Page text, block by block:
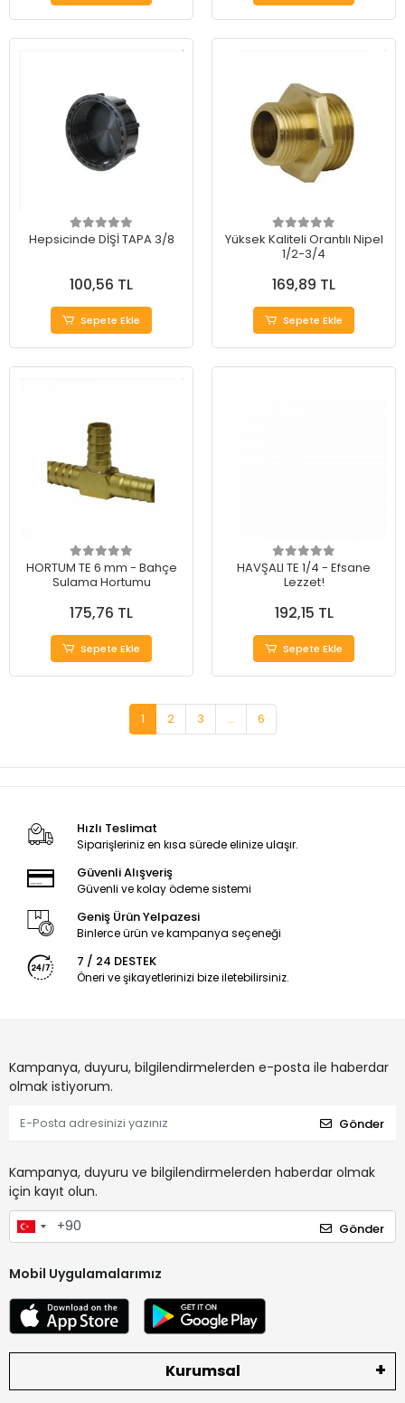
Hepsicinde DİŞİ TAPA 3/8
100,56 TL
Sepete Ekle
Yüksek Kaliteli Orantılı Nipel
1/2-3/4
169,89 TL
Sepete Ekle
HORTUM TE 6 mm - Bahçe
Sulama Hortumu
175,76 TL
Sepete Ekle
HAVŞALI TE 1/4 - Efsane
Lezzet!
192,15 TL
Sepete Ekle
1 2 3 ... 6
Hızlı Teslimat
Siparişleriniz en kısa sürede elinize ulaşır.
Güvenli Alışveriş
Güvenli ve kolay ödeme sistemi
Geniş Ürün Yelpazesi
Binlerce ürün ve kampanya seçeneği
7 / 24 DESTEK
Öneri ve şikayetlerinizi bize iletebilirsiniz.
Kampanya, duyuru, bilgilendirmelerden e-posta ile haberdar
olmak istiyorum.
Gönder
Kampanya, duyuru ve bilgilendirmelerden haberdar olmak
için kayıt olun.
Gönder
Mobil Uygulamalarımız
Kurumsal